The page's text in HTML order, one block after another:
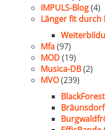
IMPULS-Blog(4)
Länger fit durch
Mfa(97)
MOD(19)
Musica-DB(2)
MVO(239)